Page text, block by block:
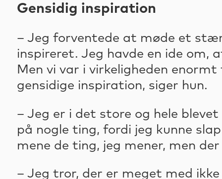
Gensidig inspiration
– Jeg forventede at møde et
inspireret. Jeg havde en ide om,
Men vi var i virkeligheden
gensidige inspiration, siger hun.
– Jeg er i det store og hele
på nogle ting, fordi jeg kunne
mene de ting, jeg mener, men
– Jeg tror, der er meget med